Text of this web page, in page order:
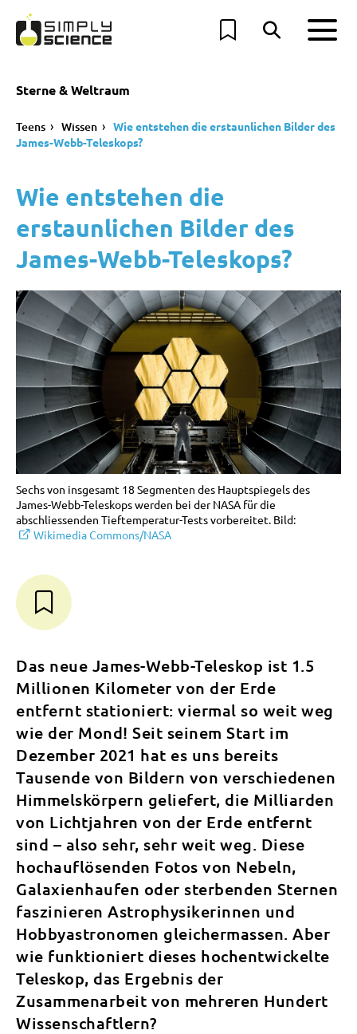
Sterne & Weltraum
Teens Wissen
Wie entstehen die erstaunlichen Bilder des
James-Webb-Teleskops?
Wie entstehen die
erstaunlichen Bilder des
James-Webb-Teleskops?
Sechs von insgesamt 18 Segmenten des Hauptspiegels des
James-Webb-Teleskops werden bei der NASA für die
abschliessenden Tieftemperatur-Tests vorbereitet. Bild:
Wikimedia Commons/NASA
Das neue James-Webb-Teleskop ist 1.5
Millionen Kilometer von der Erde
entfernt stationiert: viermal so weit weg
wie der Mond! Seit seinem Start im
Dezember 2021 hat es uns bereits
Tausende von Bildern von verschiedenen
Himmelskörpern geliefert, die Milliarden
von Lichtjahren von der Erde entfernt
sind – also sehr, sehr weit weg. Diese
hochauflösenden Fotos von Nebeln,
Galaxienhaufen oder sterbenden Sternen
faszinieren Astrophysikerinnen und
Hobbyastronomen gleichermassen. Aber
wie funktioniert dieses hochentwickelte
Teleskop, das Ergebnis der
Zusammenarbeit von mehreren Hundert
Wissenschaftlern?